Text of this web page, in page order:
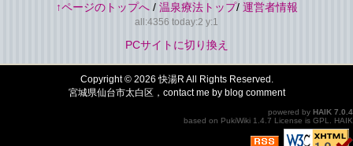
↑ページのトップへ/ 温泉療法トップ/ 運営者情報
all:4356 today:2 y:1
PCサイトに切り換え
Copyright © 2026快湯R All Rights Reserved.
宮城県仙台市太白区，contact me by blog comment
powered by HAIK 7.0.4
based on PukiWiki 1.4.7 License is GPL HAIK